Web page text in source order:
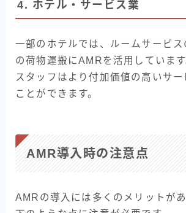
4. ホテル・サービス業
一部のホテルでは、ルームサービス
の荷物運搬にAMRを活用しています
スタッフはより付加価値の高いサー
ことができます。
AMR導入時の注意点
AMRの導入には多くのメリットが